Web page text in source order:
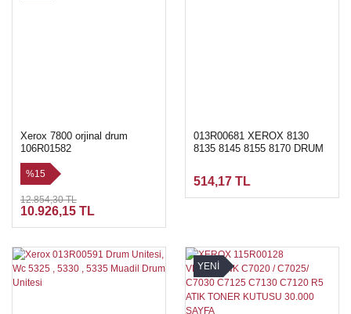
Xerox 7800 orjinal drum
106R01582
%15
12.854,30 TL
10.926,15 TL
013R00681 XEROX 8130
8135 8145 8155 8170 DRUM
514,17 TL
YENİ